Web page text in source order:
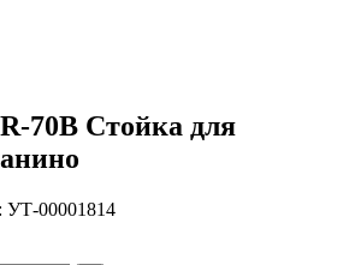
70B Стойка для
УТ-00001814